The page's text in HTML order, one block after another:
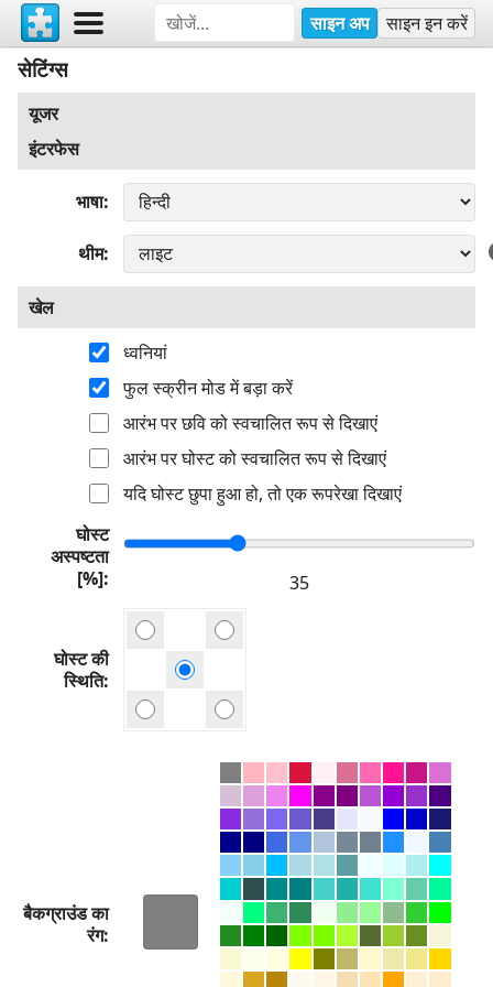
साइन अप साइन इन करें
सेटिंग्स
यूजर
इंटरफेस
भाषा
थीम
खेल
ध्वनियां
फुल स्क्रीन मोड में बड़ा करें
आरंभ पर छवि को स्वचालित रूप से दिखाएं
आरंभ पर घोस्ट को स्वचालित रूप से दिखाएं
यदि घोस्ट छुपा हुआ हो, तो एक रूपरेखा दिखाएं
घोस्ट
अस्पष्टता
[%]
घोस्ट की
स्थिति
बैकग्राउंड का
रंग